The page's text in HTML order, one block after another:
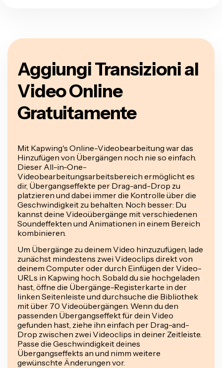
Aggiungi Transizioni al
Video Online
Gratuitamente
Mit Kapwing's Online-Videobearbeitung war das
Hinzufügen von Übergängen noch nie so einfach.
Dieser All-in-One-
Videobearbeitungsarbeitsbereich ermöglicht es
dir, Übergangseffekte per Drag-and-Drop zu
platzieren und dabei immer die Kontrolle über die
Geschwindigkeit zu behalten. Noch besser: Du
kannst deine Videoübergänge mit verschiedenen
Soundeffekten und Animationen in einem Bereich
kombinieren.
Um Übergänge zu deinem Video hinzuzufügen, lade
zunächst mindestens zwei Videoclips direkt von
deinem Computer oder durch Einfügen der Video-
URLs in Kapwing hoch. Sobald du sie hochgeladen
hast, öffne die Übergänge-Registerkarte in der
linken Seitenleiste und durchsuche die Bibliothek
mit über 70 Videoübergängen. Wenn du den
passenden Übergangseffekt für dein Video
gefunden hast, ziehe ihn einfach per Drag-and-
Drop zwischen zwei Videoclips in deiner Zeitleiste.
Passe die Geschwindigkeit deines
Übergangseffekts an und nimm weitere
gewünschte Änderungen vor.